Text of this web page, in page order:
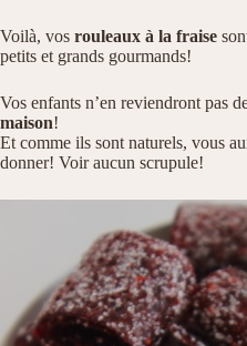
Voilà, vos rouleaux à la fraise
petits et grands gourmands!
Vos enfants n’en reviendront pas
maison!
Et comme ils sont naturels, vous
donner! Voir aucun scrupule!